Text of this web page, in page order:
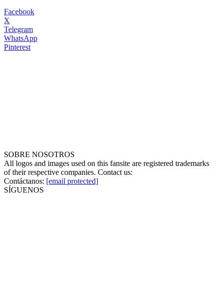
Facebook
X
Telegram
WhatsApp
Pinterest
SOBRE NOSOTROS
All logos and images used on this fansite are registered trademarks
of their respective companies. Contact us:
Contáctanos: [email protected]
SÍGUENOS